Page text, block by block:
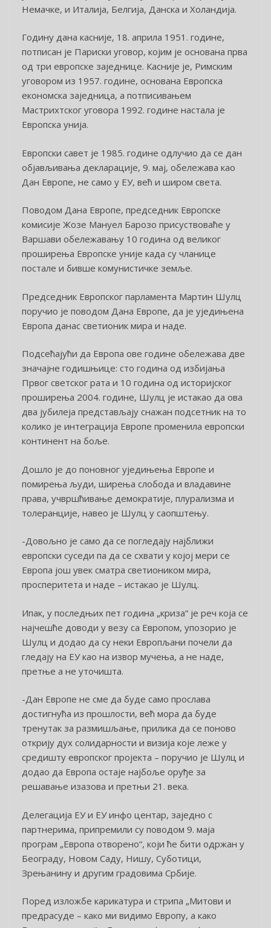
Немачке, и Италија, Белгија, Данска и Холандија.
Годину дана касније, 18. априла 1951. године,
потписан је Париски уговор, којим је основана прва
од три европске заједнице. Касније је, Римским
уговором из 1957. године, основана Европска
економска заједница, а потписивањем
Мастрихтског уговора 1992. године настала је
Европска унија.
Европски савет је 1985. године одлучио да се дан
објављивања декларације, 9. мај, обележава као
Дан Европе, не само у ЕУ, већ и широм света.
Поводом Дана Европе, председник Европске
комисије Жозе Мануел Барозо присуствоваће у
Варшави обележавању 10 година од великог
проширења Европске уније када су чланице
постале и бивше комунистичке земље.
Председник Европског парламента Мартин Шулц
поручио је поводом Дана Европе, да је уједињена
Европа данас светионик мира и наде.
Подсећајући да Европа ове године обележава две
значајне годишњице: сто година од избијања
Првог светског рата и 10 година од историјског
проширења 2004. године, Шулц је истакао да ова
два јубилеја представљају снажан подсетник на то
колико је интеграција Европе променила европски
континент на боље.
Дошло је до поновног уједињења Европе и
помирења људи, ширења слобода и владавине
права, учвршћивање демократије, плурализма и
толеранције, навео је Шулц у саопштењу.
-Довољно је само да се погледају најближи
европски суседи па да се схвати у којој мери се
Европа још увек сматра светиоником мира,
просперитета и наде – истакао је Шулц.
Ипак, у последњих пет година „криза“ је реч која се
најчешће доводи у везу са Европом, упозорио је
Шулц и додао да су неки Европљани почели да
гледају на ЕУ као на извор мучења, а не наде,
претње а не уточишта.
-Дан Европе не сме да буде само прослава
достигнућа из прошлости, већ мора да буде
тренутак за размишљање, прилика да се поново
открију дух солидарности и визија које леже у
средишту европског пројекта – поручио је Шулц и
додао да Европа остаје најбоље оруђе за
решавање изазова и претњи 21. века.
Делегација ЕУ и ЕУ инфо центар, заједно с
партнерима, припремили су поводом 9. маја
програм „Европа отворено“, који ће бити одржан у
Београду, Новом Саду, Нишу, Суботици,
Зрењанину и другим градовима Србије.
Поред изложбе карикатура и стрипа „Митови и
предрасуде – како ми видимо Европу, а како